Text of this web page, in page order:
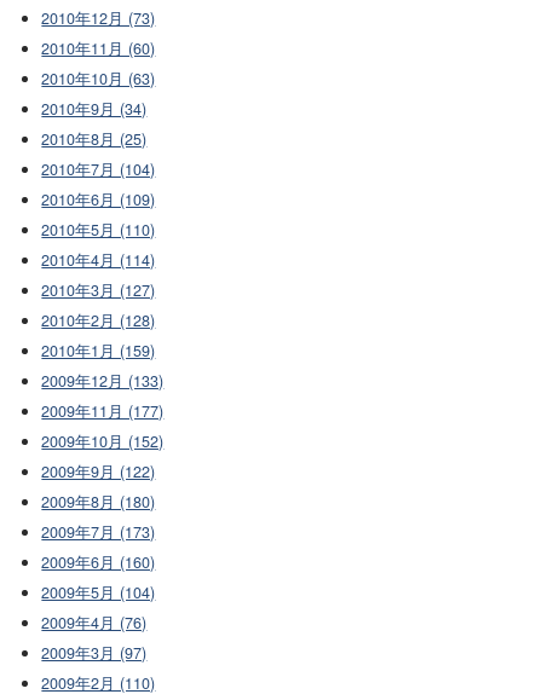
2010年12月 (73)
2010年11月 (60)
2010年10月 (63)
2010年9月 (34)
2010年8月 (25)
2010年7月 (104)
2010年6月 (109)
2010年5月 (110)
2010年4月 (114)
2010年3月 (127)
2010年2月 (128)
2010年1月 (159)
2009年12月 (133)
2009年11月 (177)
2009年10月 (152)
2009年9月 (122)
2009年8月 (180)
2009年7月 (173)
2009年6月 (160)
2009年5月 (104)
2009年4月 (76)
2009年3月 (97)
2009年2月 (110)